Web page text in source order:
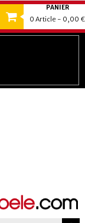
PANIER
0 Article - 0,00 €